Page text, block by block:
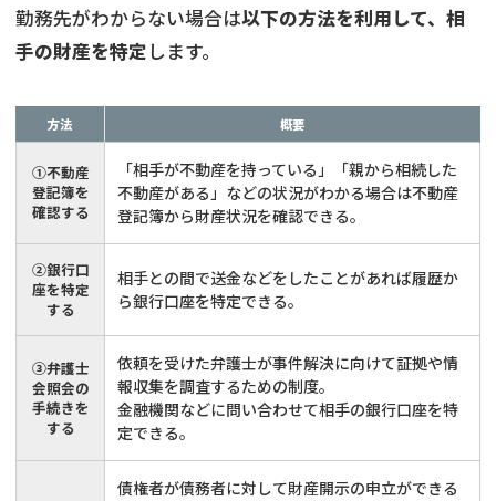
勤務先がわからない場合は以下の方法を利用して、相
手の財産を特定 します。
方法 概要
①不動産
登記簿を
確認する
「相手が不動産を持っている」「親から相続した
不動産がある」などの状況がわかる場合は不動産
登記簿から財産状況を確認できる。
②銀行口
座を特定
する
相手との間で送金などをしたことがあれば履歴か
ら銀行口座を特定できる。
③弁護士
会照会の
手続きを
する
依頼を受けた弁護士が事件解決に向けて証拠や情
報収集を調査するための制度。
金融機関などに問い合わせて相手の銀行口座を特
定できる。
債権者が債務者に対して財産開示の申立ができる